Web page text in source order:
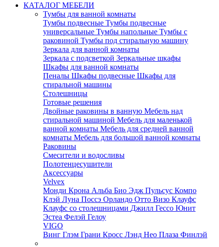
КАТАЛОГ МЕБЕЛИ
Тумбы для ванной комнаты
Тумбы подвесные Тумбы подвесные
универсальные Тумбы напольные Тумбы с
раковиной Тумбы под стиральную машину
Зеркала для ванной комнаты
Зеркала с подсветкой Зеркальные шкафы
Шкафы для ванной комнаты
Пеналы Шкафы подвесные Шкафы для
стиральной машины
Столешницы
Готовые решения
Двойные раковины в ванную Мебель над
стиральной машиной Мебель для маленькой
ванной комнаты Мебель для средней ванной
комнаты Мебель для большой ванной комнаты
Раковины
Смесители и водосливы
Полотенцесушители
Аксессуары
Velvex
Монди Крона Альба Био Эдж Пульсус Компо
Клэй Луна Поссэ Орландо Отто Визо Клауфс
Клауфс со столешницами Джилл Гессо Юнит
Эстеа Фелэй Гелоу
VIGO
Винг Глэм Грани Кросс Лэнд Нео Плаза Финлэй